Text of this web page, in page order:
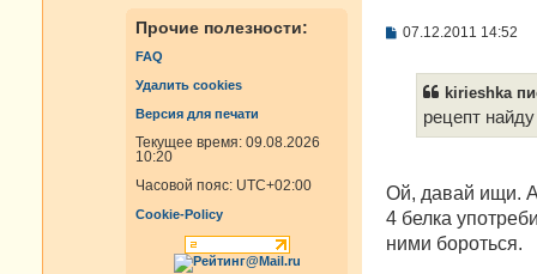
Прочие полезности:
FAQ
Удалить cookies
Версия для печати
Текущее время: 09.08.2026
10:20
Часовой пояс: UTC+02:00
Cookie-Policy
С
07.12.2011 14:52
kirieshka
рецепт
Ой, давай ищи. А
4 белка
ними бороться.